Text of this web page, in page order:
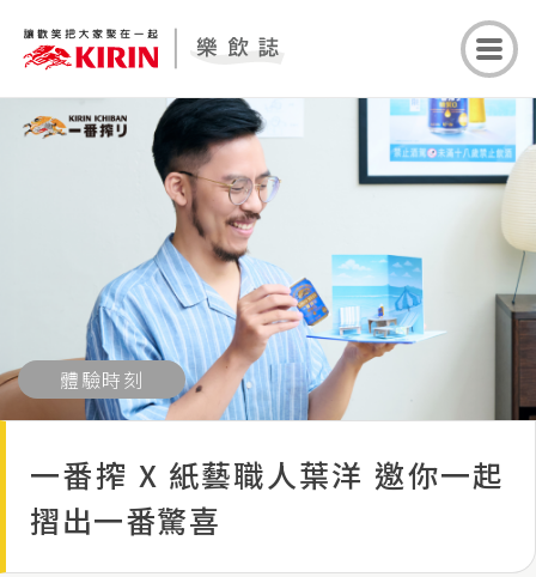
體驗時刻
一番搾 X 紙藝職人葉洋 邀你一起
摺出一番驚喜